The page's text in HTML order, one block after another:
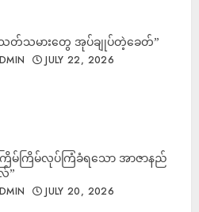
တ်သမားတွေ အုပ်ချုပ်တဲ့ခေတ်”
JULY 22, 2026
ြိမ်ကြိမ်လုပ်ကြံခံရသော အာဇာနည်
”
JULY 20, 2026